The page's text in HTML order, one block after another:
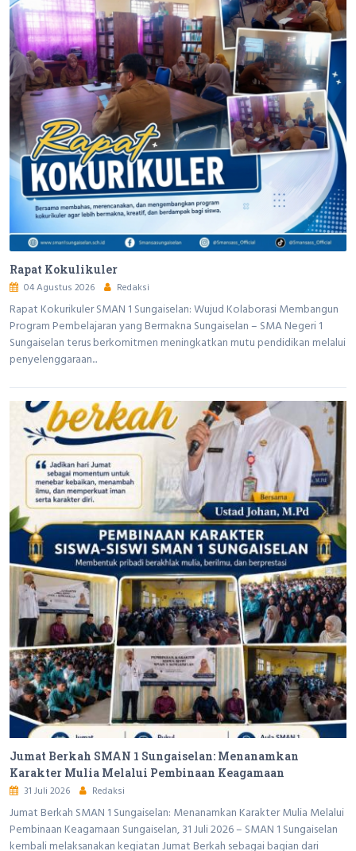
Rapat Kokulikuler
04 Agustus 2026 Redaksi
Rapat Kokurikuler SMAN 1 Sungaiselan: Wujud Kolaborasi Membangun
Program Pembelajaran yang Bermakna Sungaiselan – SMA Negeri 1
Sungaiselan terus berkomitmen meningkatkan mutu pendidikan melalui
penyelenggaraan...
Jumat Berkah SMAN 1 Sungaiselan: Menanamkan
Karakter Mulia Melalui Pembinaan Keagamaan
31 Juli 2026 Redaksi
Jumat Berkah SMAN 1 Sungaiselan: Menanamkan Karakter Mulia Melalui
Pembinaan Keagamaan Sungaiselan, 31 Juli 2026 – SMAN 1 Sungaiselan
kembali melaksanakan kegiatan Jumat Berkah sebagai bagian dari